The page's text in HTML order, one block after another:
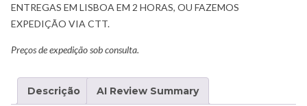
ENTREGAS EM LISBOA EM 2 HORAS, OU FAZEMOS
EXPEDIÇÃO VIA CTT.
Preços de expedição sob consulta.
Descrição AI Review Summary